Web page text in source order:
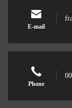
E-mail
Phone